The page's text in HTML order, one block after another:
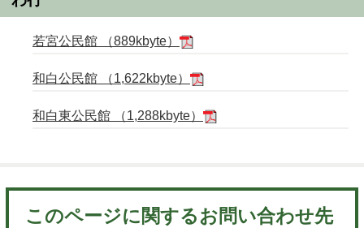
若宮公民館 （889kbyte）
和白公民館 （1,622kbyte）
和白東公民館 （1,288kbyte）
このページに関するお問い合わせ先